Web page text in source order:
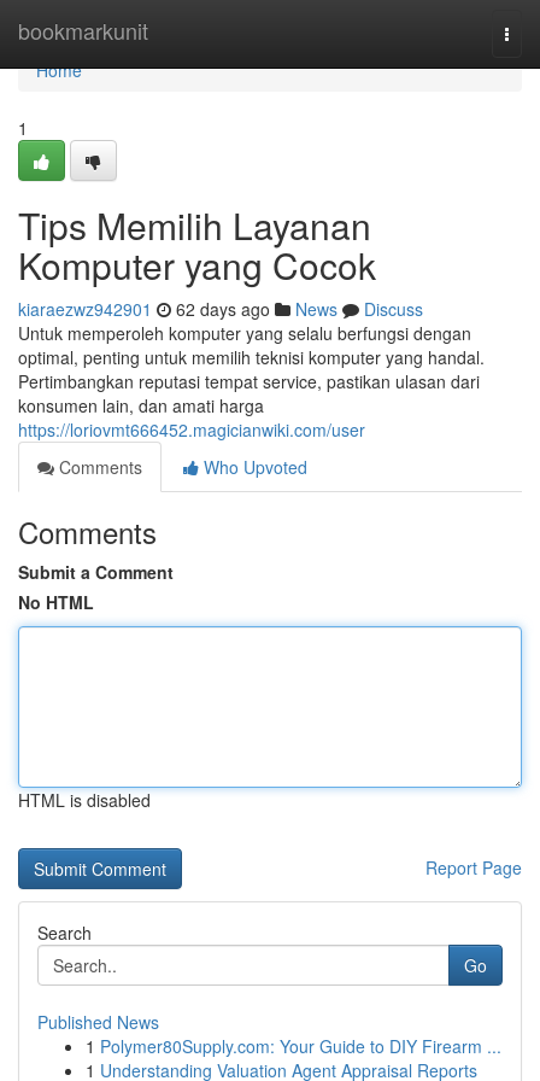
bookmarkunit
Home
Home
1
Tips Memilih Layanan
Komputer yang Cocok
kiaraezwz942901 62 days ago News
Discuss
Untuk memperoleh komputer yang selalu berfungsi dengan
optimal, penting untuk memilih teknisi komputer yang handal.
Pertimbangkan reputasi tempat service, pastikan ulasan dari
konsumen lain, dan amati harga
https://loriovmt666452.magicianwiki.com/user
Comments
Who Upvoted
Comments
Submit a Comment
No HTML
HTML is disabled
Report Page
Search
Go
Published News
1 Polymer80Supply.com: Your Guide to DIY Firearm ...
1 Understanding Valuation Agent Appraisal Reports